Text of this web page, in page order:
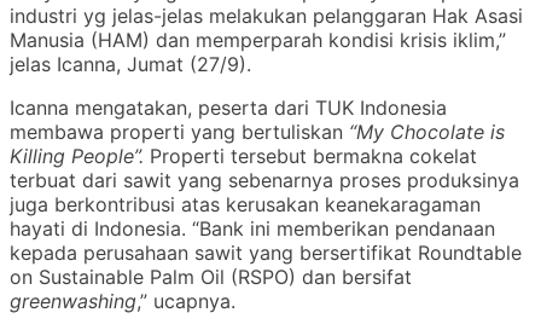
industri yg jelas-jelas melakukan pelanggaran Hak Asasi
Manusia (HAM) dan memperparah kondisi krisis iklim,”
jelas Icanna, Jumat (27/9).
Icanna mengatakan, peserta dari TUK Indonesia
membawa properti yang bertuliskan “My Chocolate is
Killing People”. Properti tersebut bermakna cokelat
terbuat dari sawit yang sebenarnya proses produksinya
juga berkontribusi atas kerusakan keanekaragaman
hayati di Indonesia. “Bank ini memberikan pendanaan
kepada perusahaan sawit yang bersertifikat Roundtable
on Sustainable Palm Oil (RSPO) dan bersifat
greenwashing,” ucapnya.